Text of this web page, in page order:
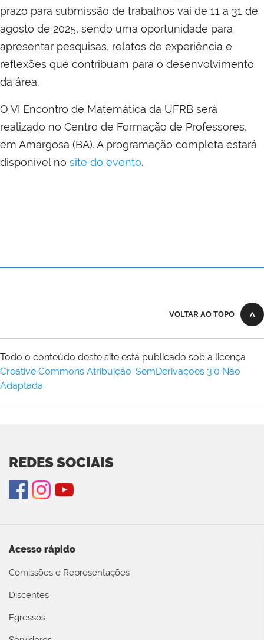
prazo para submissão de trabalhos vai de 11 a 31 de
agosto de 2025, sendo uma oportunidade para
apresentar pesquisas, relatos de experiência e
reflexões que contribuam para o desenvolvimento
da área.
O VI Encontro de Matemática da UFRB será
realizado no Centro de Formação de Professores,
em Amargosa (BA). A programação completa estará
disponível no site do evento.
VOLTAR AO TOPO
Todo o conteúdo deste site está publicado sob a licença
Creative Commons Atribuição-SemDerivações 3.0 Não
Adaptada.
REDES SOCIAIS
Acesso rápido
Comissões e Representações
Discentes
Egressos